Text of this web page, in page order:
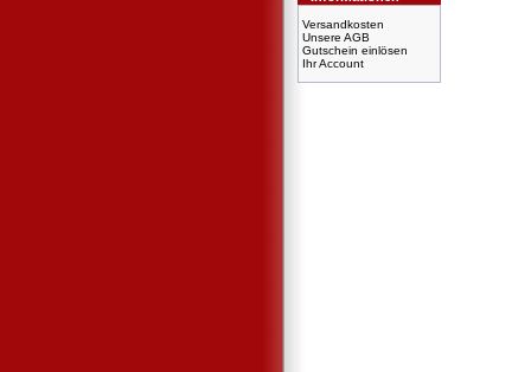
Versandkosten
Unsere AGB
Gutschein einlösen
Ihr Account